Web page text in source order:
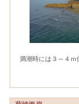
満潮時には３～４ｍ